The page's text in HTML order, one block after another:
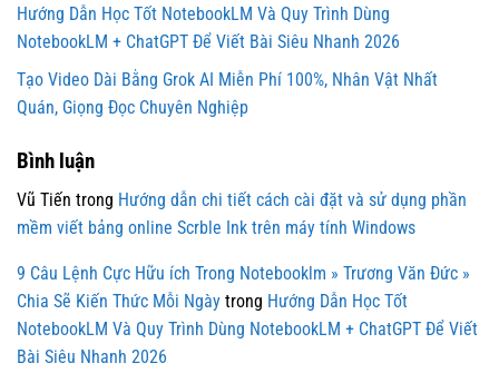
Hướng Dẫn Học Tốt NotebookLM Và Quy Trình Dùng
NotebookLM + ChatGPT Để Viết Bài Siêu Nhanh 2026
Tạo Video Dài Bằng Grok AI Miễn Phí 100%, Nhân Vật Nhất
Quán, Giọng Đọc Chuyên Nghiệp
Bình luận
Vũ Tiến trong Hướng dẫn chi tiết cách cài đặt và sử dụng phần
mềm viết bảng online Scrble Ink trên máy tính Windows
9 Câu Lệnh Cực Hữu ích Trong Notebooklm » Trương Văn Đức »
Chia Sẽ Kiến Thức Mỗi Ngày trong Hướng Dẫn Học Tốt
NotebookLM Và Quy Trình Dùng NotebookLM + ChatGPT Để Viết
Bài Siêu Nhanh 2026